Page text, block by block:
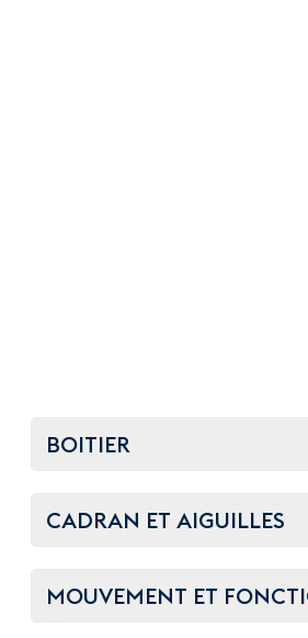
BOITIER
CADRAN ET AIGUILLES
MOUVEMENT ET